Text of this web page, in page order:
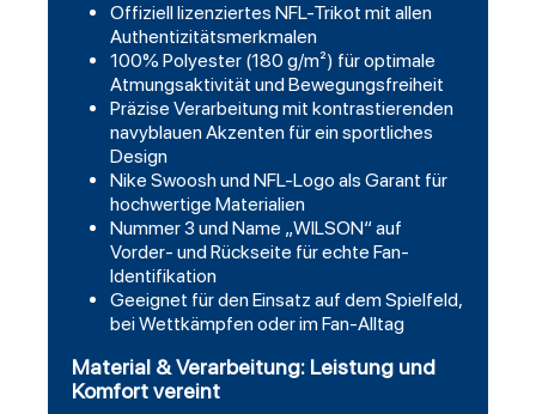
Offiziell lizenziertes NFL-Trikot mit allen
Authentizitätsmerkmalen
100% Polyester (180 g/m²) für optimale
Atmungsaktivität und Bewegungsfreiheit
Präzise Verarbeitung mit kontrastierenden
navyblauen Akzenten für ein sportliches
Design
Nike Swoosh und NFL-Logo als Garant für
hochwertige Materialien
Nummer 3 und Name „WILSON“ auf
Vorder- und Rückseite für echte Fan-
Identifikation
Geeignet für den Einsatz auf dem Spielfeld,
bei Wettkämpfen oder im Fan-Alltag
Material & Verarbeitung: Leistung und
Komfort vereint